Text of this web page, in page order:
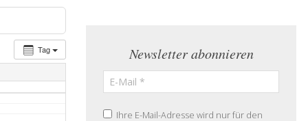
Tag Newsletter abonnieren
Ihre E-Mail-Adresse wird nur für den